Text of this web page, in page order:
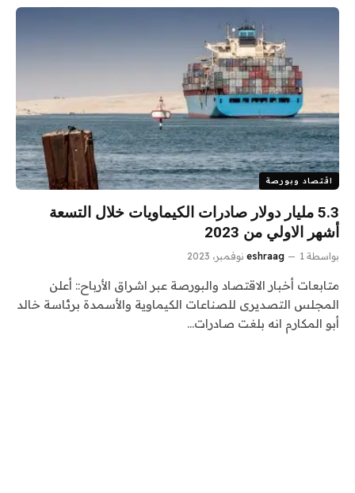
اقتصاد وبورصة
5.3 مليار دولار صادرات الكيماويات خلال التسعة
أشهر الاولي من 2023
بواسطة eshraag 1 نوفمبر، 2023
متابعات أخبار الاقتصاد والبورصة عبر اشراق الأرباح:: أعلن
المجلس التصديرى للصناعات الكيماوية والأسمدة برئاسة خالد
أبو المكارم انه بلغت صادرات…